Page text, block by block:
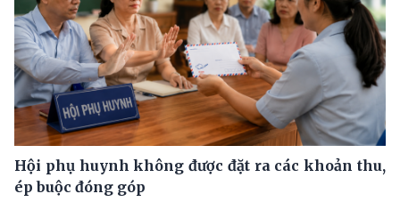
Hội phụ huynh không được đặt ra các khoản thu,
ép buộc đóng góp